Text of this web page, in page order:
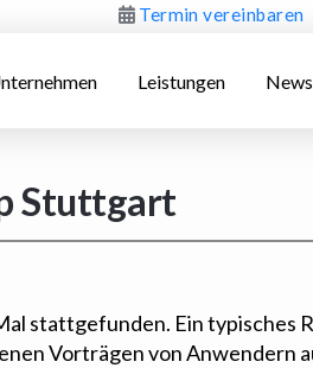
Termin vereinbaren
Leistungen News
Stuttgart
stattgefunden. Ein typisches
Vorträgen von Anwendern